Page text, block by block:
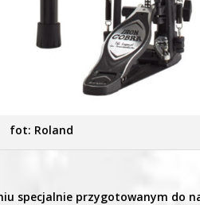
fot: Roland
specjalnie przygotowanym do